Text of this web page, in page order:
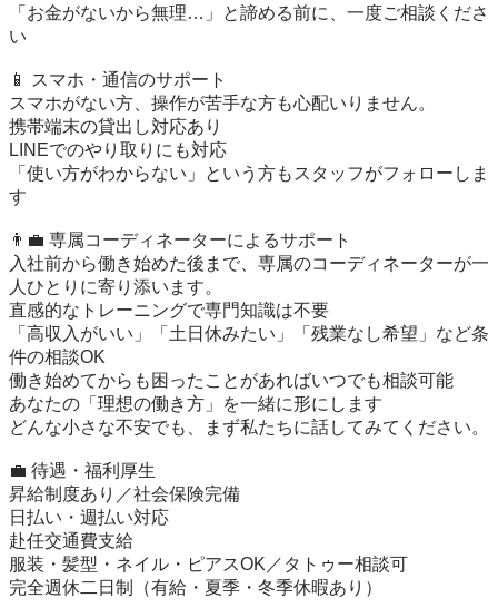
「お金がないから無理…」と諦める前に、一度ご相談くださ
い
📱 スマホ・通信のサポート
スマホがない方、操作が苦手な方も心配いりません。
携帯端末の貸出し対応あり
LINEでのやり取りにも対応
「使い方がわからない」という方もスタッフがフォローしま
す
👨‍💼 専属コーディネーターによるサポート
入社前から働き始めた後まで、専属のコーディネーターが一
人ひとりに寄り添います。
直感的なトレーニングで専門知識は不要
「高収入がいい」「土日休みたい」「残業なし希望」など条
件の相談OK
働き始めてからも困ったことがあればいつでも相談可能
あなたの「理想の働き方」を一緒に形にします
どんな小さな不安でも、まず私たちに話してみてください。
💼 待遇・福利厚生
昇給制度あり／社会保険完備
日払い・週払い対応
赴任交通費支給
服装・髪型・ネイル・ピアスOK／タトゥー相談可
完全週休二日制（有給・夏季・冬季休暇あり）